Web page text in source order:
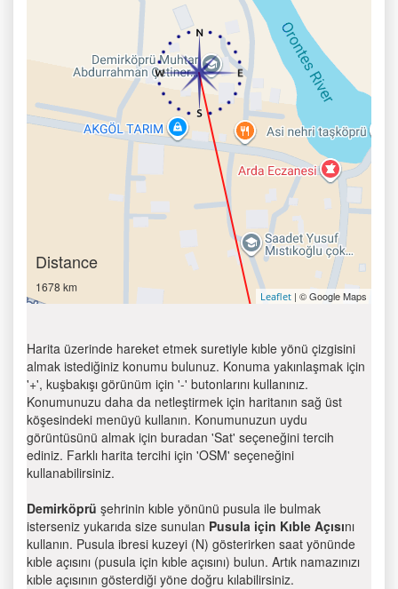
Distance
1678 km
Leaflet | © Google Maps
Harita üzerinde hareket etmek suretiyle kıble yönü çizgisini
almak istediğiniz konumu bulunuz. Konuma yakınlaşmak için
'+', kuşbakışı görünüm için '-' butonlarını kullanınız.
Konumunuzu daha da netleştirmek için haritanın sağ üst
köşesindeki menüyü kullanın. Konumunuzun uydu
görüntüsünü almak için buradan 'Sat' seçeneğini tercih
ediniz. Farklı harita tercihi için 'OSM' seçeneğini
kullanabilirsiniz.
Demirköprü şehrinin kıble yönünü pusula ile bulmak
isterseniz yukarıda size sunulan Pusula için Kıble Açısını
kullanın. Pusula ibresi kuzeyi (N) gösterirken saat yönünde
kıble açısını (pusula için kıble açısını) bulun. Artık namazınızı
kıble açısının gösterdiği yöne doğru kılabilirsiniz.